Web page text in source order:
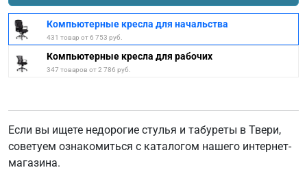
Компьютерные кресла для начальства
431 товар от 6 753 руб.
Компьютерные кресла для рабочих
347 товаров от 2 786 руб.
Если вы ищете недорогие стулья и табуреты в Твери,
советуем ознакомиться с каталогом нашего интернет-
магазина.